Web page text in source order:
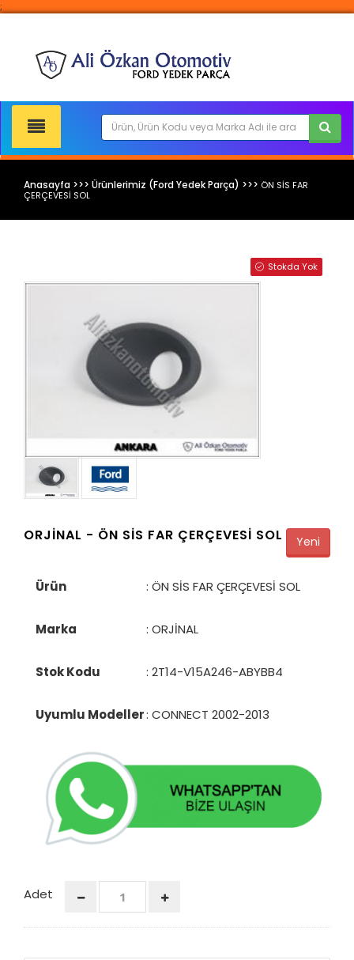
;
Anasayfa >>> Ürünlerimiz (Ford Yedek Parça) >>> ÖN SİS FAR
ÇERÇEVESİ SOL
Stokda Yok
ORJİNAL - ÖN SİS FAR ÇERÇEVESİ SOL Yeni
Ürün : ÖN SİS FAR ÇERÇEVESİ SOL
Marka : ORJİNAL
Stok Kodu : 2T14-V15A246-ABYBB4
Uyumlu Modeller: CONNECT 2002-2013
Adet